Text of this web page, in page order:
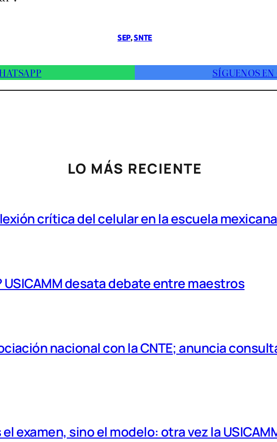
SEP, SNTE
SÍGUENOS
LO MÁS RECIENTE
crítica del celular en la escuela mexicana
desata debate entre maestros
nacional con la CNTE; anuncia
examen, sino el modelo: otra vez la